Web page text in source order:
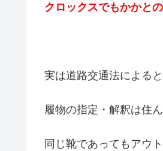
クロックスでもかかと
実は道路交通法による
履物の指定・解釈は住
同じ靴であってもアウ